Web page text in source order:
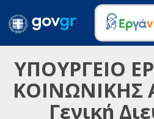
ΥΠΟΥΡΓΕΙΟ
ΚΟΙΝΩΝΙΚΗΣ
Γενική